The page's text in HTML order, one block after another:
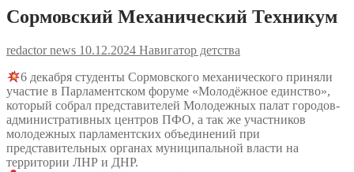
Сормовский Механический Техникум
redactor news 10.12.2024 Навигатор детства
6 декабря студенты Сормовского механического приняли
участие в Парламентском форуме «Молодёжное единство»,
который собрал представителей Молодежных палат городов-
административных центров ПФО, а так же участников
молодежных парламентских объединений при
представительных органах муниципальной власти на
территории ЛНР и ДНР.